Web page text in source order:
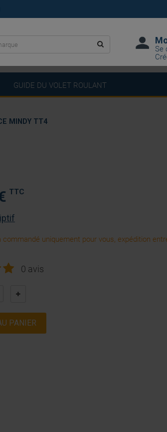
Se
GUIDE DU VOLET ROULANT
TTC
commandé uniquement pour vous, expédition
0 avis
PANIER
MINDY TT4